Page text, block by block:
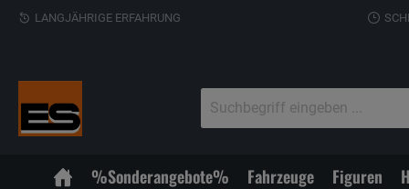
LANGJÄHRIGE ERFAHRUNG
%Sonderangebote% Fahrzeuge Figuren